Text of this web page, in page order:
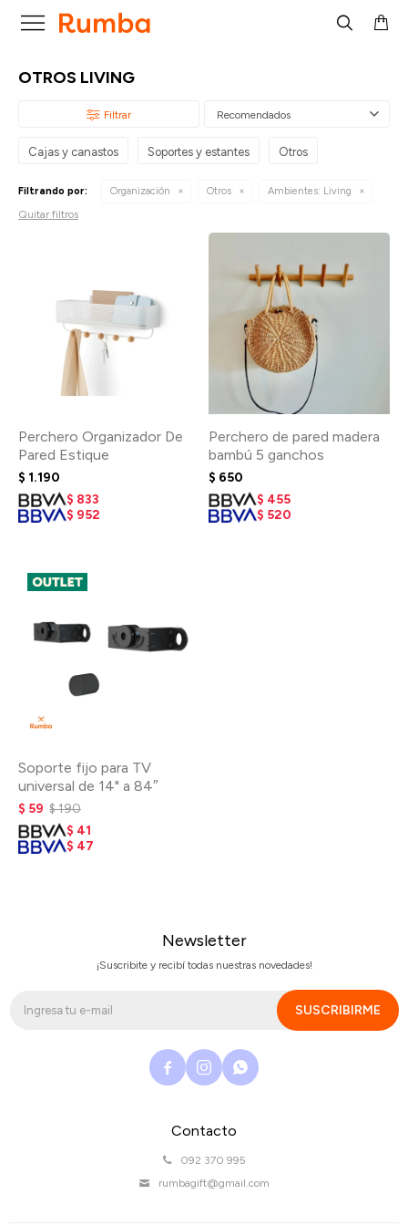

OTROS LIVING
Recomendados
Cajas y canastos Soportes y estantes Otros
Filtrando por: Organización Otros Ambientes: Living
Quitar filtros
Perchero Organizador De
Pared Estique
$ 1.190
$ 833
$ 952
Perchero de pared madera
bambú 5 ganchos
$ 650
$ 455
$ 520
Soporte fijo para TV
universal de 14" a 84″
$ 59 $190
$ 41
$ 47
Contacto
092 370 995
rumbagift@gmail.com
Newsletter
¡Suscribite y recibí todas nuestras novedades!
SUSCRIBIRME
  